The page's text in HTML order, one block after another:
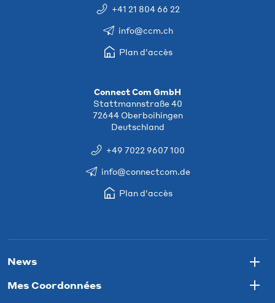
+41 21 804 66 22
info@ccm.ch
Plan d'accès
Connect Com GmbH
Stattmannstraße 40
72644 Oberboihingen
Deutschland
+49 7022 9607 100
info@connectcom.de
Plan d'accès
News
Mes Coordonnées